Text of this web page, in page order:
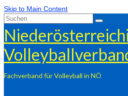
Skip to Main Content
Suchen
nach:
Fachverband für Volleyball in NÖ